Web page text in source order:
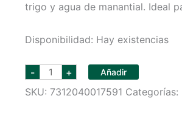
trigo y agua de manantial. Ideal
Disponibilidad: Hay existencias
- ABSOLUT
VODKA
375
ML
+ Añadir
SKU: 7312040017591 Categorías: